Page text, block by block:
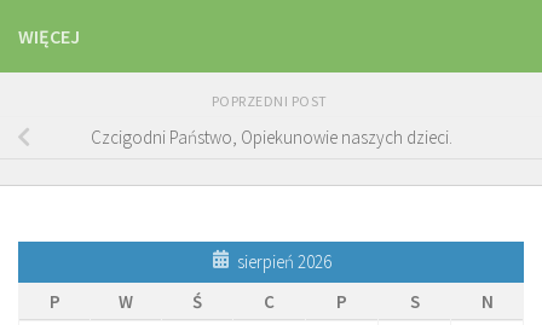
WIĘCEJ
POPRZEDNI POST
Czcigodni Państwo, Opiekunowie naszych dzieci.
sierpień 2026
P
W Ś C P S
N